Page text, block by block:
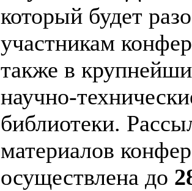
который будет
участникам
также в
научно-
библиотеки.
материалов
осуществлена до